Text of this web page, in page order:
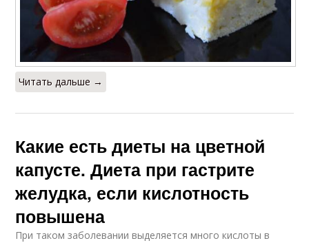
Читать дальше →
Какие есть диеты на цветной
капусте. Диета при гастрите
желудка, если кислотность
повышена
При таком заболевании выделяется много кислоты в